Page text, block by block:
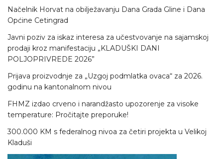
Načelnik Horvat na obilježavanju Dana Grada Gline i Dana
Općine Cetingrad
Javni poziv za iskaz interesa za učestvovanje na sajamskoj
prodaji kroz manifestaciju „KLADUŠKI DANI
POLJOPRIVREDE 2026”
Prijava proizvodnje za „Uzgoj podmlatka ovaca“ za 2026.
godinu na kantonalnom nivou
FHMZ izdao crveno i narandžasto upozorenje za visoke
temperature: Pročitajte preporuke!
300.000 KM s federalnog nivoa za četiri projekta u Velikoj
Kladuši